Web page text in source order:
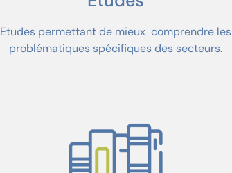
Etudes permettant de mieux comprendre les
problématiques spécifiques des secteurs.